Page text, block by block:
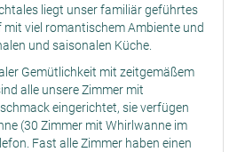
liegt unser familiär geführtes
viel romantischem Ambiente und
und saisonalen Küche.
Gemütlichkeit mit zeitgemäßem
alle unsere Zimmer mit
eingerichtet, sie verfügen
(30 Zimmer mit Whirlwanne im
Fast alle Zimmer haben einen